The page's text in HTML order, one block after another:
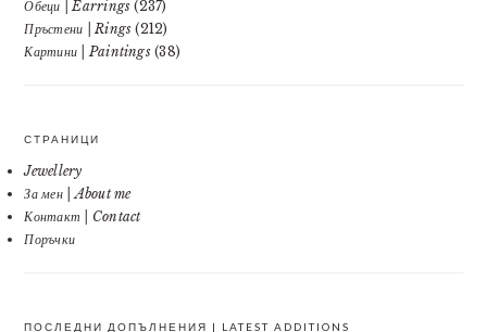
Обеци | Earrings (237)
Пръстени | Rings (212)
Картини | Paintings(38)
СТРАНИЦИ
Jewellery
За мен | About me
Контакт | Contact
Поръчки
ПОСЛЕДНИ ДОПЪЛНЕНИЯ | LATEST ADDITIONS